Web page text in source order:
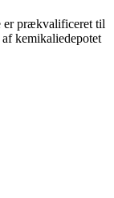
er prækvalificeret til
kemikaliedepotet